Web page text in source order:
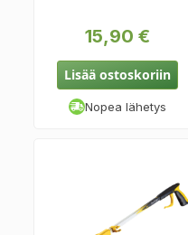
15,90 €
Lisää ostoskoriin
Nopea lähetys